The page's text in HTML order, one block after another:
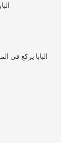
البابا يركع في